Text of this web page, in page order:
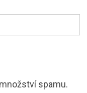
spamu.